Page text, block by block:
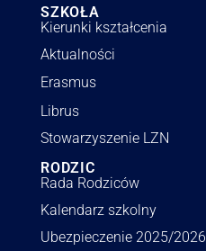
SZKOŁA
Kierunki kształcenia
Aktualności
Erasmus
Librus
Stowarzyszenie LZN
RODZIC
Rada Rodziców
Kalendarz szkolny
Ubezpieczenie 2025/2026